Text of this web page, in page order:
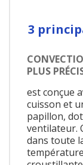
3
PLUS
est conçue
cuisson et
papillon,
ventilateur.
dans toute